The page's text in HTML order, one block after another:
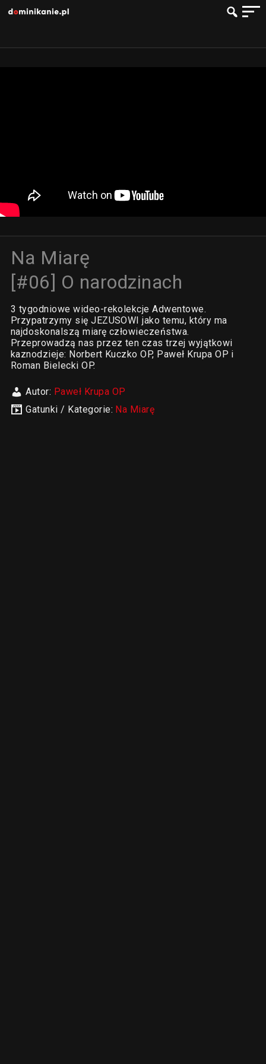
Na Miarę
[#06] O narodzinach
3 tygodniowe wideo-rekolekcje Adwentowe.
Przypatrzymy się JEZUSOWI jako temu, który ma
najdoskonalszą miarę człowieczeństwa.
Przeprowadzą nas przez ten czas trzej wyjątkowi
kaznodzieje: Norbert Kuczko OP, Paweł Krupa OP i
Roman Bielecki OP.
Autor: Paweł Krupa OP
Gatunki / Kategorie: Na Miarę